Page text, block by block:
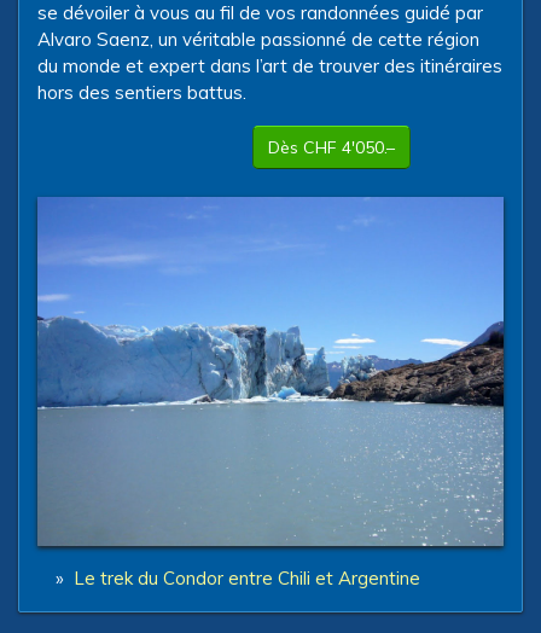
se dévoiler à vous au fil de vos randonnées guidé par
Alvaro Saenz, un véritable passionné de cette région
du monde et expert dans l’art de trouver des itinéraires
hors des sentiers battus.
Dès CHF 4'050.–
» Le trek du Condor entre Chili et Argentine